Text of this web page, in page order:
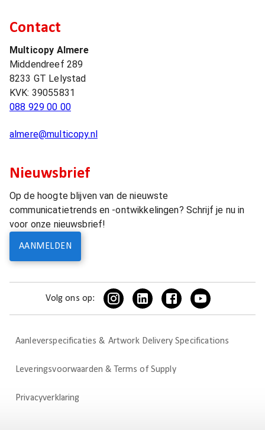
Contact
Multicopy Almere
Middendreef 289
8233 GT Lelystad
KVK: 39055831
088 929 00 00
almere@multicopy.nl
Nieuwsbrief
Op de hoogte blijven van de nieuwste
communicatietrends en -ontwikkelingen? Schrijf je nu in
voor onze nieuwsbrief!
AANMELDEN
Volg ons op:
Aanleverspecificaties & Artwork Delivery Specifications
Leveringsvoorwaarden & Terms of Supply
Privacyverklaring